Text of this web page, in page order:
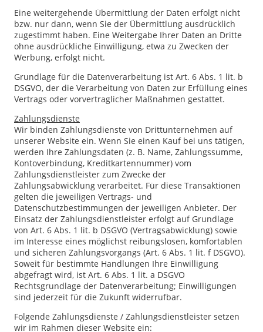
Eine weitergehende Übermittlung der Daten erfolgt nicht
bzw. nur dann, wenn Sie der Übermittlung ausdrücklich
zugestimmt haben. Eine Weitergabe Ihrer Daten an Dritte
ohne ausdrückliche Einwilligung, etwa zu Zwecken der
Werbung, erfolgt nicht.
Grundlage für die Datenverarbeitung ist Art. 6 Abs. 1 lit. b
DSGVO, der die Verarbeitung von Daten zur Erfüllung eines
Vertrags oder vorvertraglicher Maßnahmen gestattet.
Zahlungsdienste
Wir binden Zahlungsdienste von Drittunternehmen auf
unserer Website ein. Wenn Sie einen Kauf bei uns tätigen,
werden Ihre Zahlungsdaten (z. B. Name, Zahlungssumme,
Kontoverbindung, Kreditkartennummer) vom
Zahlungsdienstleister zum Zwecke der
Zahlungsabwicklung verarbeitet. Für diese Transaktionen
gelten die jeweiligen Vertrags- und
Datenschutzbestimmungen der jeweiligen Anbieter. Der
Einsatz der Zahlungsdienstleister erfolgt auf Grundlage
von Art. 6 Abs. 1 lit. b DSGVO (Vertragsabwicklung) sowie
im Interesse eines möglichst reibungslosen, komfortablen
und sicheren Zahlungsvorgangs (Art. 6 Abs. 1 lit. f DSGVO).
Soweit für bestimmte Handlungen Ihre Einwilligung
abgefragt wird, ist Art. 6 Abs. 1 lit. a DSGVO
Rechtsgrundlage der Datenverarbeitung; Einwilligungen
sind jederzeit für die Zukunft widerrufbar.
Folgende Zahlungsdienste / Zahlungsdienstleister setzen
wir im Rahmen dieser Website ein: